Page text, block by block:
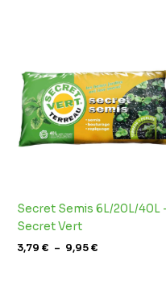
Secret Semis 6L/20L/40L
Secret Vert
3,79€ – 9,95€
3,79 €
à
9,95 €